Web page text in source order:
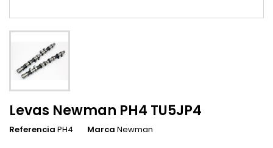
Levas Newman PH4 TU5JP4
Referencia PH4 Marca Newman